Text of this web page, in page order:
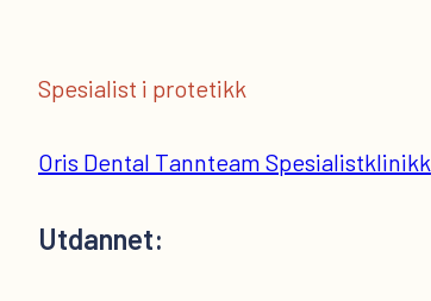
Spesialist i protetikk
Oris Dental Tannteam Spesialistklinikk
Utdannet: